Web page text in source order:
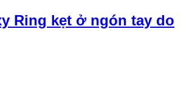
Ring kẹt ở ngón tay do